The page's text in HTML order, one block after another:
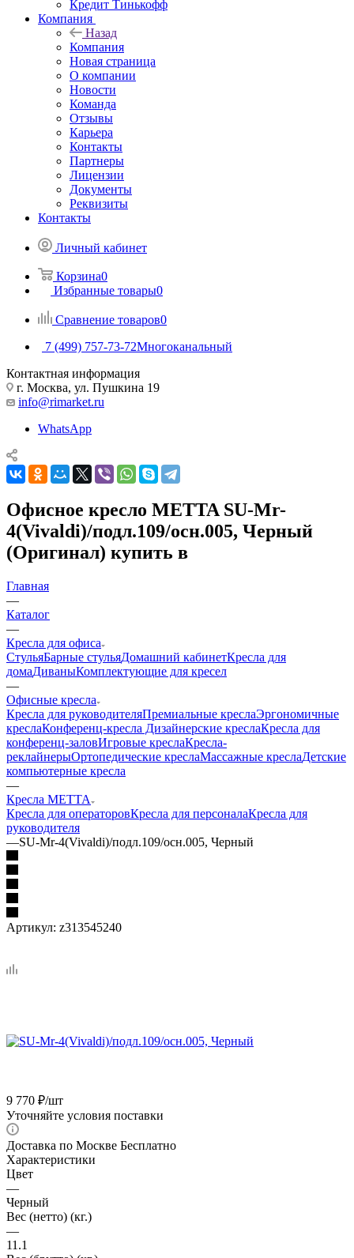
Кредит Тинькофф
Компания
Назад
Компания
Новая страница
О компании
Новости
Команда
Отзывы
Карьера
Контакты
Партнеры
Лицензии
Документы
Реквизиты
Контакты
Личный кабинет
Корзина0
Избранные товары0
Сравнение товаров0
7 (499) 757-73-72Многоканальный
Контактная информация
г. Москва, ул. Пушкина 19
info@rimarket.ru
WhatsApp
Офисное кресло METTA SU-Mr-
4(Vivaldi)/подл.109/осн.005, Черный
(Оригинал) купить в
Главная
—
Каталог
—
Кресла для офиса
СтульяБарные стульяДомашний кабинетКресла для
домаДиваныКомплектующие для кресел
—
Офисные кресла
Кресла для руководителяПремиальные креслаЭргономичные
креслаКонференц-кресла Дизайнерские креслаКресла для
конференц-заловИгровые креслаКресла-
реклайнерыОртопедические креслаМассажные креслаДетские
компьютерные кресла
—
Кресла METTA
Кресла для операторовКресла для персоналаКресла для
руководителя
—SU-Mr-4(Vivaldi)/подл.109/осн.005, Черный
Артикул: z313545240
9 770 ₽/шт
Уточняйте условия поставки
Доставка по Москве Бесплатно
Характеристики
Цвет
—
Черный
Вес (нетто) (кг.)
—
11.1